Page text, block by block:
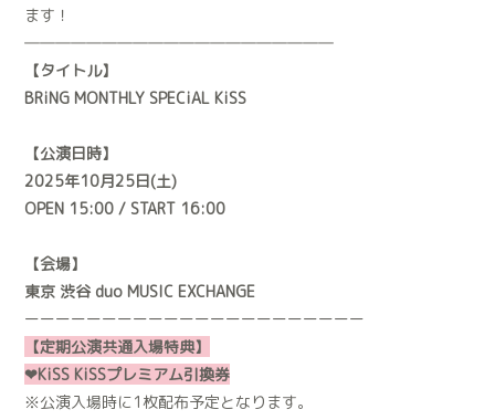
ます！
――――――――――――――――――――
【タイトル】
BRiNG MONTHLY SPECiAL KiSS
【公演日時】
2025年10月25日(土)
OPEN 15:00 / START 16:00
【会場】
東京 渋谷 duo MUSIC EXCHANGE
ーーーーーーーーーーーーーーーーーーーーーー
【定期公演共通入場特典】
❤︎KiSS KiSSプレミアム引換券
※公演入場時に1枚配布予定となります。